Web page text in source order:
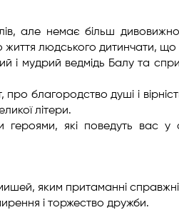
але немає більш дивовижної
людського дитинчати, що
і мудрий ведмідь Балу та
благородство душі і
літери.
які поведуть вас у
яким притаманні справжні
і торжество дружби.